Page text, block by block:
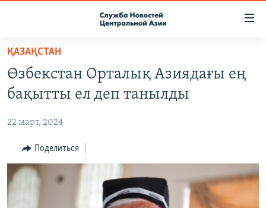
Вернуться
основному
содержанию
навигации
Вернутся
поиску
О ПРОЕКТЕ
ПОДПИСКА
RFE/RL ДИРЕКТ
НАСТОЯЩЕЕ ВРЕМЯ
МИГРАНТ МЕДИА
ҚАЗАҚСТАН
Өзбекстан Орталық Азиядағы ең
бақытты ел деп танылды
22 март, 2024
Поделиться